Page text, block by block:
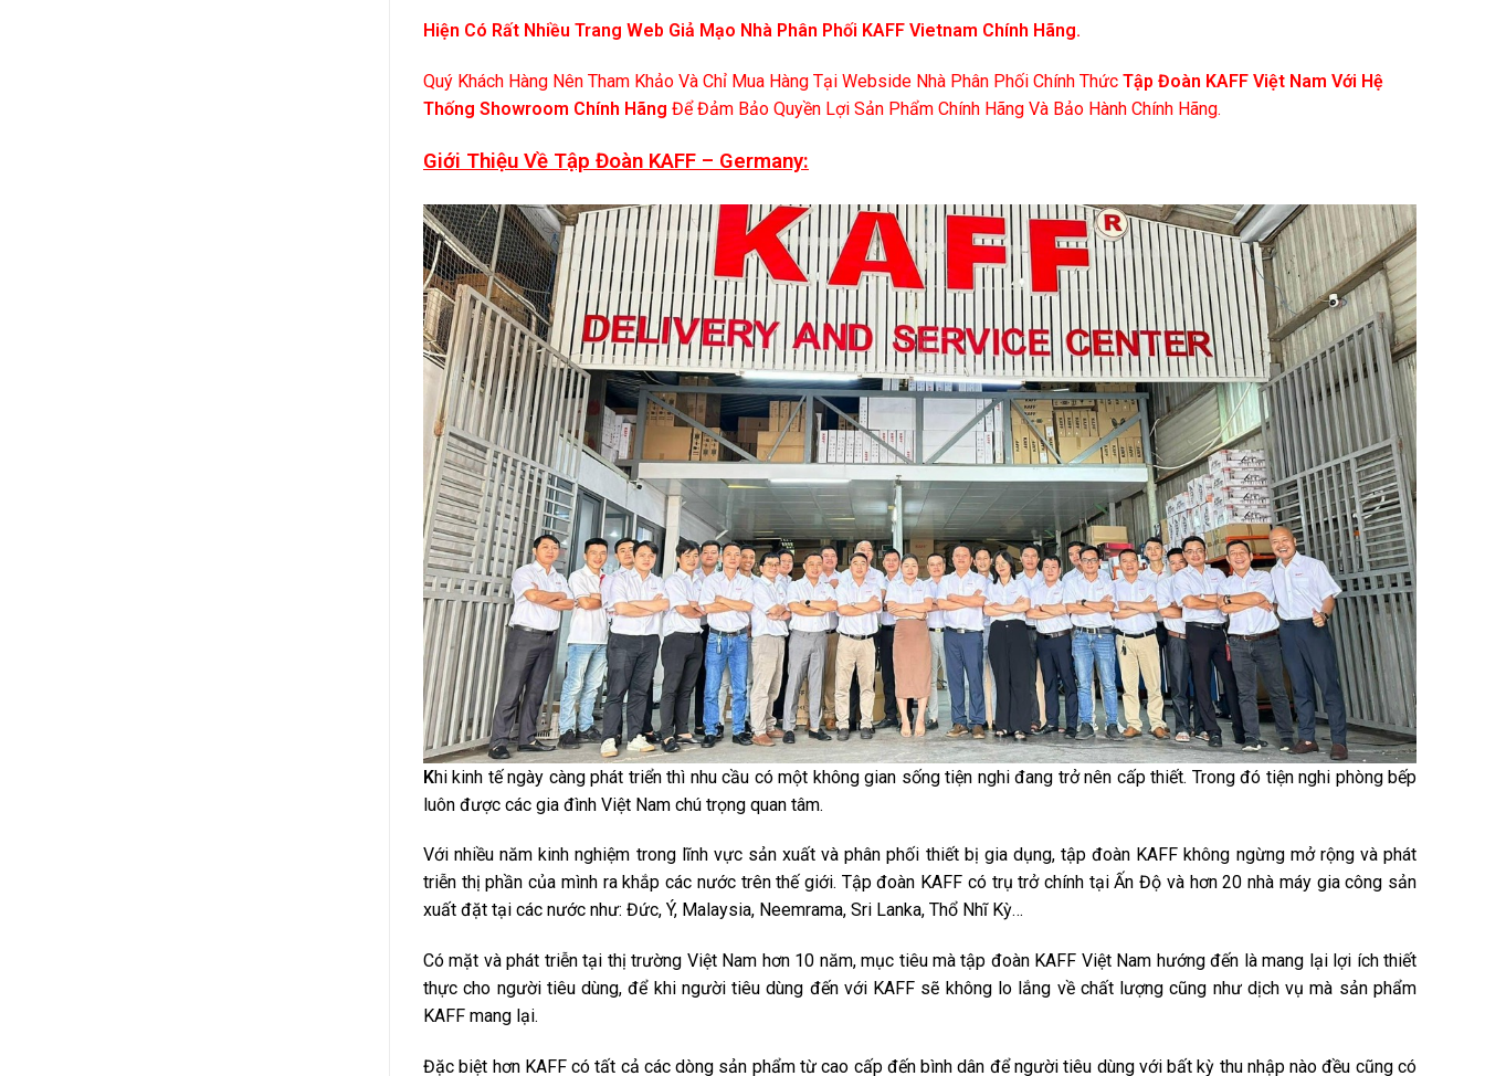
Hiện Có Rất Nhiều Trang Web Giả Mạo Nhà Phân Phối KAFF Vietnam Chính Hãng.
Quý Khách Hàng Nên Tham Khảo Và Chỉ Mua Hàng Tại Webside Nhà Phân Phối Chính Thức Tập Đoàn KAFF Việt Nam Với Hệ
Thống Showroom Chính Hãng Để Đảm Bảo Quyền Lợi Sản Phẩm Chính Hãng Và Bảo Hành Chính Hãng.
Giới Thiệu Về Tập Đoàn KAFF – Germany:
Khi kinh tế ngày càng phát triển thì nhu cầu có một không gian sống tiện nghi đang trở nên cấp thiết. Trong đó tiện nghi phòng bếp
luôn được các gia đình Việt Nam chú trọng quan tâm.
Với nhiều năm kinh nghiệm trong lĩnh vực sản xuất và phân phối thiết bị gia dụng, tập đoàn KAFF không ngừng mở rộng và phát
triễn thị phần của mình ra khắp các nước trên thế giới. Tập đoàn KAFF có trụ trở chính tại Ấn Độ và hơn 20 nhà máy gia công sản
xuất đặt tại các nước như: Đức, Ý, Malaysia, Neemrama, Sri Lanka, Thổ Nhĩ Kỳ…
Có mặt và phát triễn tại thị trường Việt Nam hơn 10 năm, mục tiêu mà tập đoàn KAFF Việt Nam hướng đến là mang lại lợi ích thiết
thực cho người tiêu dùng, để khi người tiêu dùng đến với KAFF sẽ không lo lắng về chất lượng cũng như dịch vụ mà sản phẩm
KAFF mang lại.
Đặc biệt hơn KAFF có tất cả các dòng sản phẩm từ cao cấp đến bình dân để người tiêu dùng với bất kỳ thu nhập nào đều cũng có